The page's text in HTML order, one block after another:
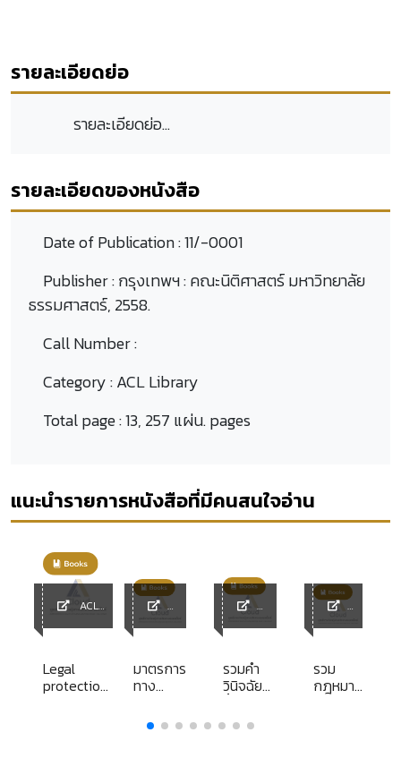
รายละเอียดย่อ
รายละเอียดย่อ...
รายละเอียดของหนังสือ
Date of Publication :11/-0001
Publisher :กรุงเทพฯ : คณะนิติศาสตร์ มหาวิทยาลัย
ธรรมศาสตร์, 2558.
Call Number :
Category :ACL Library
Total page :13, 257 แผ่น. pages
แนะนำรายการหนังสือที่มีคนสนใจอ่าน
Legal
protection
มาตรการ
ทาง
ในการ
คุ้มครอง
รวมคำ
วินิจฉัย
ความผิด
วินัยทาง
รวม
กฎหมาย